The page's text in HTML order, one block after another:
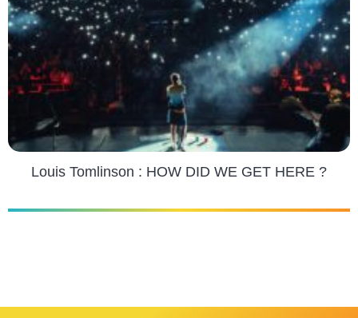
Louis Tomlinson : HOW DID WE GET HERE ?